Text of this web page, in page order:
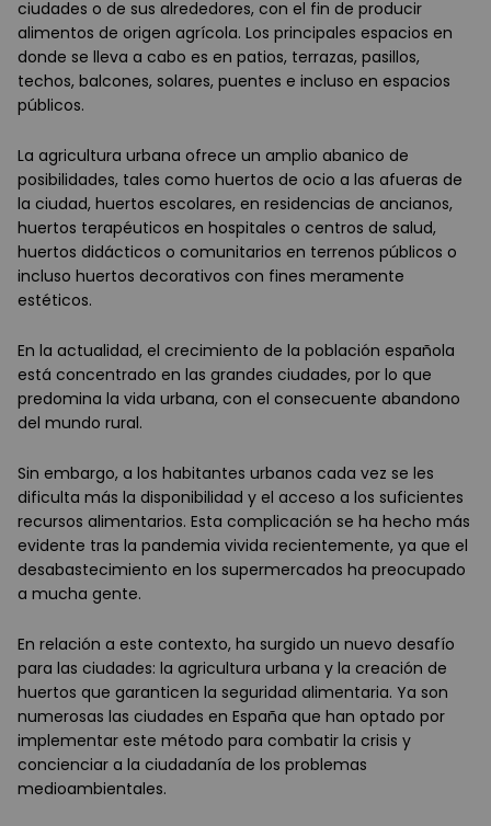
ciudades o de sus alrededores, con el fin de producir
alimentos de origen agrícola. Los principales espacios en
donde se lleva a cabo es en patios, terrazas, pasillos,
techos, balcones, solares, puentes e incluso en espacios
públicos.
La agricultura urbana ofrece un amplio abanico de
posibilidades, tales como huertos de ocio a las afueras de
la ciudad, huertos escolares, en residencias de ancianos,
huertos terapéuticos en hospitales o centros de salud,
huertos didácticos o comunitarios en terrenos públicos o
incluso huertos decorativos con fines meramente
estéticos.
En la actualidad, el crecimiento de la población española
está concentrado en las grandes ciudades, por lo que
predomina la vida urbana, con el consecuente abandono
del mundo rural.
Sin embargo, a los habitantes urbanos cada vez se les
dificulta más la disponibilidad y el acceso a los suficientes
recursos alimentarios. Esta complicación se ha hecho más
evidente tras la pandemia vivida recientemente, ya que el
desabastecimiento en los supermercados ha preocupado
a mucha gente.
En relación a este contexto, ha surgido un nuevo desafío
para las ciudades: la agricultura urbana y la creación de
huertos que garanticen la seguridad alimentaria. Ya son
numerosas las ciudades en España que han optado por
implementar este método para combatir la crisis y
concienciar a la ciudadanía de los problemas
medioambientales.